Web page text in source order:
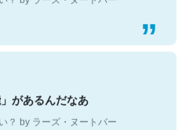
があるんだなあ
？ by ラーズ・ヌートバー